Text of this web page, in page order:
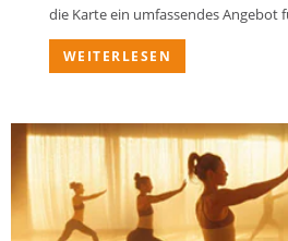
die Karte ein umfassendes Angebot
WEITERLESEN